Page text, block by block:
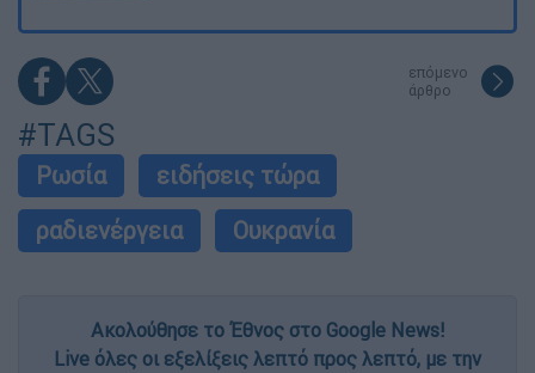
επόμενο
άρθρο
#TAGS
Ρωσία
ειδήσεις τώρα
ραδιενέργεια
Ουκρανία
Ακολούθησε το Έθνος στο Google News!
Live όλες οι εξελίξεις λεπτό προς λεπτό, με την